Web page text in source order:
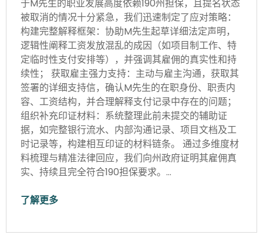
于M先生的职业发展高度依赖190州担保，且提名状态
被取消的情况十分紧急，我们迅速制定了应对策略：
构建完整解释框架：协助M先生起草详细法定声明，
逻辑性阐释工资发放混乱的成因（如项目制工作、特
定临时性支付安排等），并强调其雇佣的真实性和持
续性； 获取雇主强力支持：主动与雇主沟通，获取其
签署的详细支持信，确认M先生的在职身份、职责内
容、工资结构，并合理解释支付记录中存在的问题；
组织补充印证材料：系统整理此前未提交的辅助证
据，如完整银行流水、内部沟通记录、项目文档及工
时记录等，构建相互印证的材料链条。 通过多维度材
料梳理与精准法律回应，我们向州政府证明其雇佣真
实、持续且完全符合190担保要求。…
了解更多